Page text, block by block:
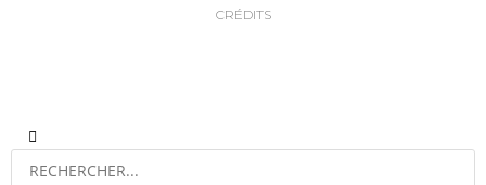
CRÉDITS